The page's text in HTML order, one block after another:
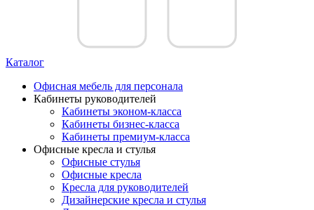
Каталог
Офисная мебель для персонала
Кабинеты руководителей
Кабинеты эконом-класса
Кабинеты бизнес-класса
Кабинеты премиум-класса
Офисные кресла и стулья
Офисные стулья
Офисные кресла
Кресла для руководителей
Дизайнерские кресла и стулья